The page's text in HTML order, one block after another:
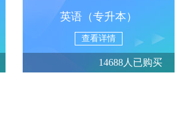
英语（专升本）
查看详情
14688人已购买